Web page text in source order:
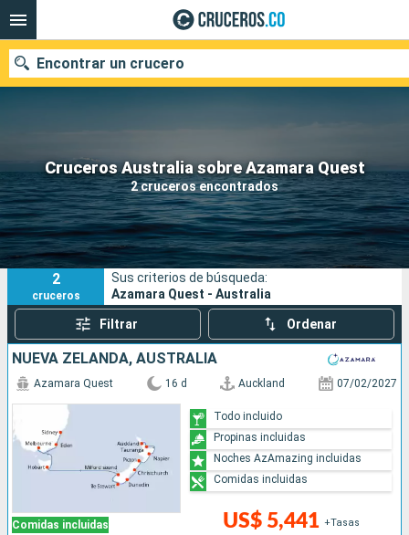
Cruceros Australia sobre Azamara Quest
2 cruceros encontrados
Encontrar un crucero
Fecha de salida
Buscar
2
cruceros
Sus criterios de búsqueda:
Azamara Quest - Australia
Filtrar Ordenar
NUEVA ZELANDA, AUSTRALIA
Comidas incluidas
Azamara Quest 16 d Auckland 07/02/2027
US$ 5,441 +Tasas
Todo incluido
Propinas incluidas
Noches AzAmazing incluidas
Comidas incluidas